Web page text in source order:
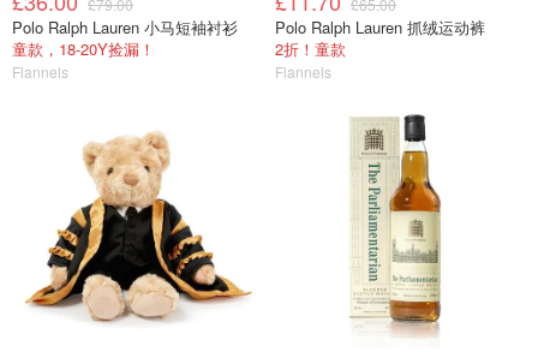
£79.00
Polo Ralph Lauren 小马短袖衬衫
童款，18-20Y捡漏！
Flannels
£65.00
Polo Ralph Lauren 抓绒运动裤
2折！童款
Flannels